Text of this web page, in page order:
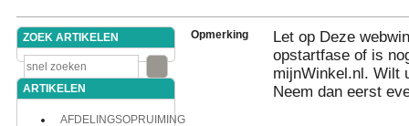
ZOEK ARTIKELEN
ARTIKELEN
AFDELINGSOPRUIMING
Opmerking
Let op Deze
opstartfase of is
mijnWinkel.nl. Wilt
Neem dan eerst